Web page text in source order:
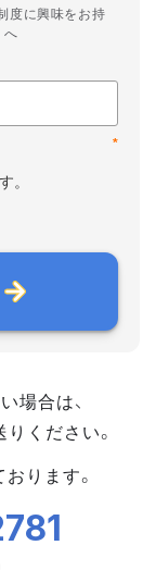
度に興味をお持
へ
*
。
場合は、
ください。
ります。